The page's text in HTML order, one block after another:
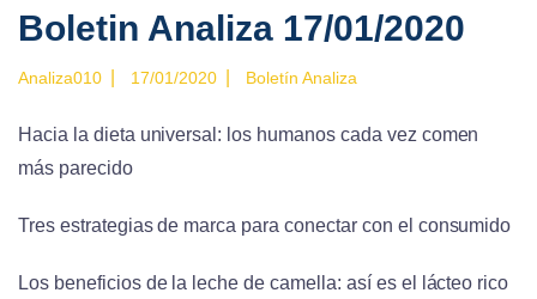
Boletin Analiza 17/01/2020
Analiza010 17/01/2020 Boletín Analiza
Hacia la dieta universal: los humanos cada vez comen
más parecido
Tres estrategias de marca para conectar con el consumido
Los beneficios de la leche de camella: así es el lácteo rico